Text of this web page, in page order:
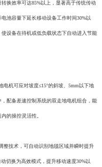
换效率可达85%以上，显著高于传统传动
池容量下延长移动设备工作时间30%以
设备在待机或低负载状态下自动进入节能
机可应对坡度≤15°的斜坡、5mm以下地
配备差速控制系统的双走地电机组合，能
的操控灵活性。
技术，可自动识别地毯区域并瞬时提升
切换为高效模式，提升移动速度30%以